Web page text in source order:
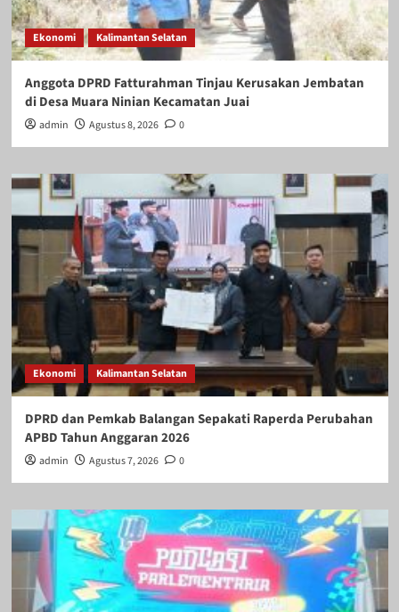
Ekonomi Kalimantan Selatan
Anggota DPRD Fatturahman Tinjau Kerusakan Jembatan
di Desa Muara Ninian Kecamatan Juai
admin Agustus 8, 2026 0
Ekonomi Kalimantan Selatan
DPRD dan Pemkab Balangan Sepakati Raperda Perubahan
APBD Tahun Anggaran 2026
admin Agustus 7, 2026 0